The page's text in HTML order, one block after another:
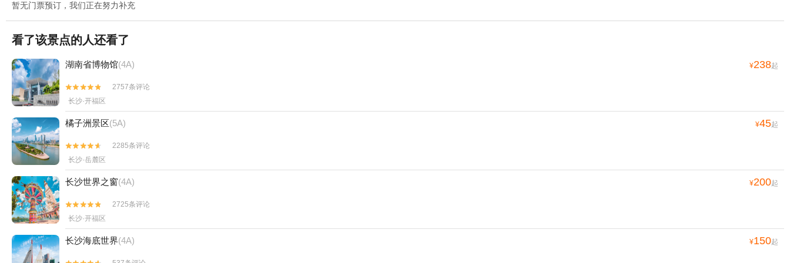
暂无门票预订，我们正在努力补充
看了该景点的人还看了
湖南省博物馆(4A) ¥238起


2757条评论
长沙·开福区
橘子洲景区(5A) ¥45起


2285条评论
长沙·岳麓区
长沙世界之窗(4A) ¥200起


2725条评论
长沙·开福区
长沙海底世界(4A) ¥150起